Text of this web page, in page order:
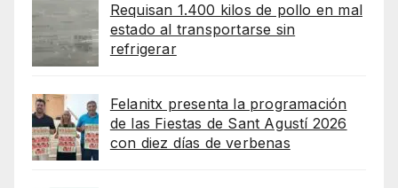
Requisan 1.400 kilos de pollo en mal
estado al transportarse sin
refrigerar
Felanitx presenta la programación
de las Fiestas de Sant Agustí 2026
con diez días de verbenas